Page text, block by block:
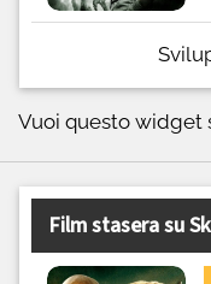
Vuoi questo widget